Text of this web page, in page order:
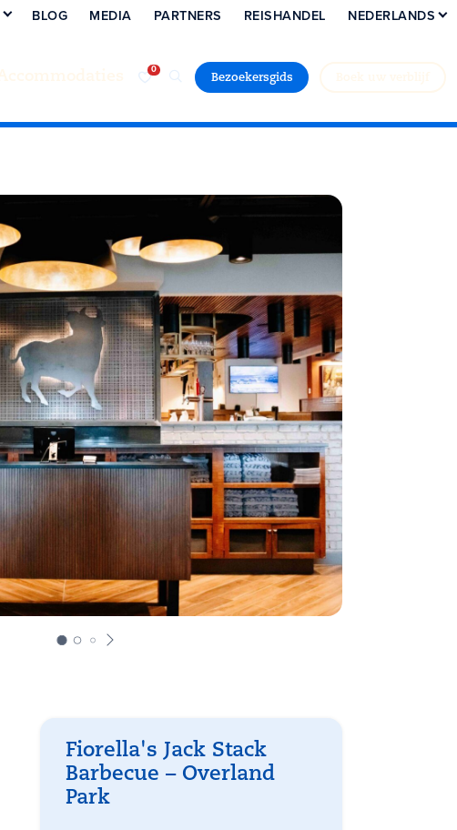
Bezoekersgids
BLOG MEDIA PARTNERS REISHANDEL NEDERLANDS
Fiorella's Jack Stack
Barbecue – Overland
Park